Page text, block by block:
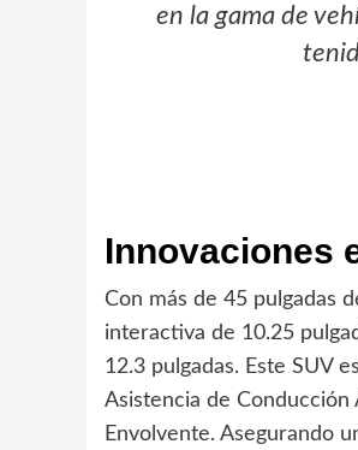
en la gama de
Innovaciones
Con más de 45 pulgadas
interactiva de 10.25
12.3 pulgadas. Este SUV
Asistencia de
Envolvente. Asegurando